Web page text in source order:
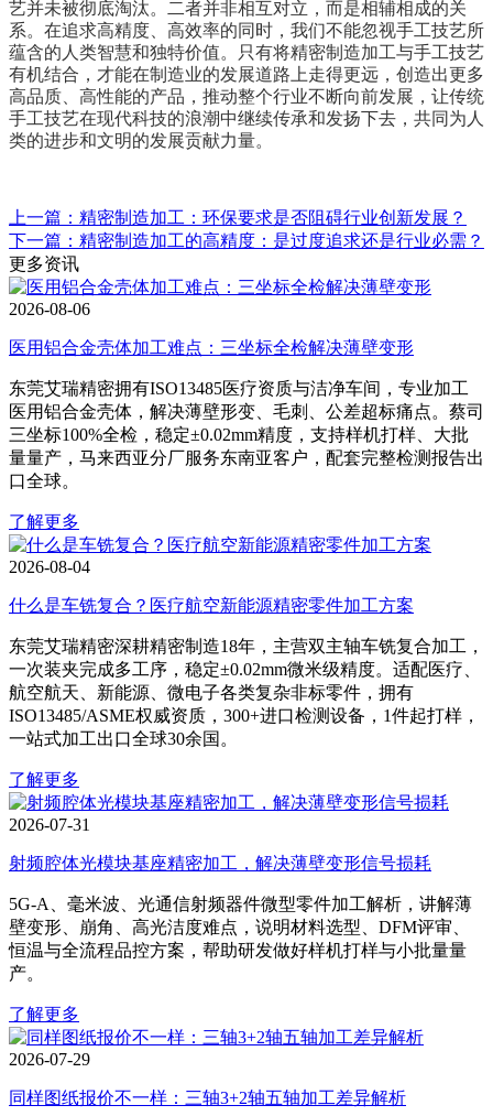
艺并未被彻底淘汰。二者并非相互对立，而是相辅相成的关
系。在追求高精度、高效率的同时，我们不能忽视手工技艺所
蕴含的人类智慧和独特价值。只有将精密制造加工与手工技艺
有机结合，才能在制造业的发展道路上走得更远，创造出更多
高品质、高性能的产品，推动整个行业不断向前发展，让传统
手工技艺在现代科技的浪潮中继续传承和发扬下去，共同为人
类的进步和文明的发展贡献力量。
上一篇：精密制造加工：环保要求是否阻碍行业创新发展？
下一篇：精密制造加工的高精度：是过度追求还是行业必需？
更多资讯
2026-08-06
医用铝合金壳体加工难点：三坐标全检解决薄壁变形
东莞艾瑞精密拥有ISO13485医疗资质与洁净车间，专业加工
医用铝合金壳体，解决薄壁形变、毛刺、公差超标痛点。蔡司
三坐标100%全检，稳定±0.02mm精度，支持样机打样、大批
量量产，马来西亚分厂服务东南亚客户，配套完整检测报告出
口全球。
了解更多
2026-08-04
什么是车铣复合？医疗航空新能源精密零件加工方案
东莞艾瑞精密深耕精密制造18年，主营双主轴车铣复合加工，
一次装夹完成多工序，稳定±0.02mm微米级精度。适配医疗、
航空航天、新能源、微电子各类复杂非标零件，拥有
ISO13485/ASME权威资质，300+进口检测设备，1件起打样，
一站式加工出口全球30余国。
了解更多
2026-07-31
射频腔体光模块基座精密加工，解决薄壁变形信号损耗
5G‑A、毫米波、光通信射频器件微型零件加工解析，讲解薄
壁变形、崩角、高光洁度难点，说明材料选型、DFM评审、
恒温与全流程品控方案，帮助研发做好样机打样与小批量量
产。
了解更多
2026-07-29
同样图纸报价不一样：三轴3+2轴五轴加工差异解析